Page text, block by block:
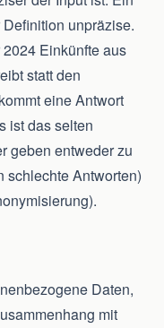
unpräzise.
Einkünfte aus
statt den
eine Antwort
ist das selten
geben entweder zu
schlechte Antworten)
Daten,
mit